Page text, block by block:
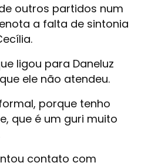
outros partidos num
a falta de sintonia
ligou para Daneluz
ele não atendeu.
porque tenho
que é um guri muito
contato com